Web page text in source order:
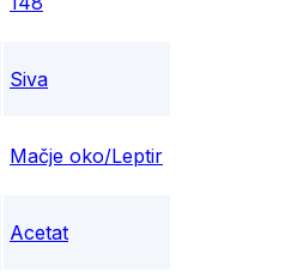
Siva
Mačje oko/Leptir
Acetat